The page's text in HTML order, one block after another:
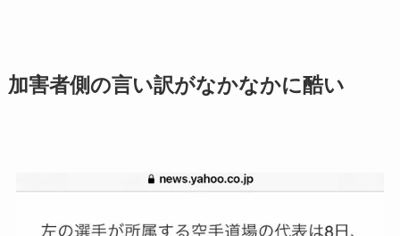
加害者側の言い訳がなかなかに酷い